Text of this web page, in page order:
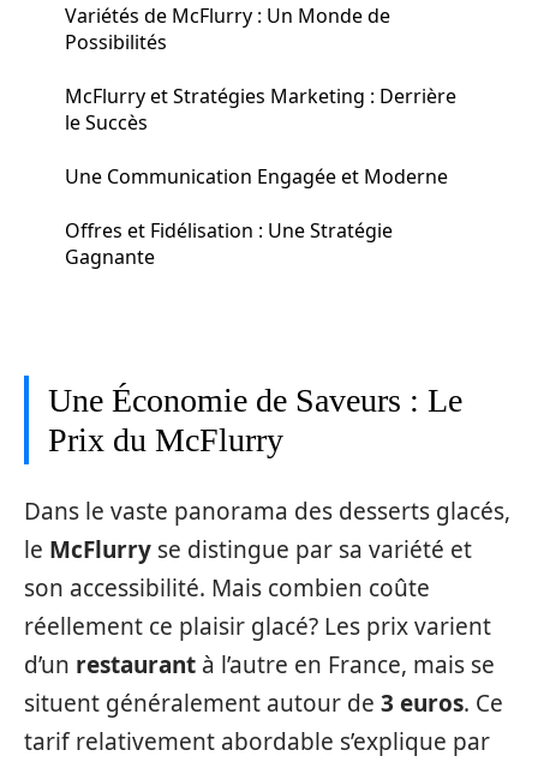
Variétés de McFlurry : Un Monde de
Possibilités
McFlurry et Stratégies Marketing : Derrière
le Succès
Une Communication Engagée et Moderne
Offres et Fidélisation : Une Stratégie
Gagnante
Une Économie de Saveurs : Le
Prix du McFlurry
Dans le vaste panorama des desserts glacés,
le McFlurry se distingue par sa variété et
son accessibilité. Mais combien coûte
réellement ce plaisir glacé? Les prix varient
d’un restaurant à l’autre en France, mais se
situent généralement autour de 3 euros. Ce
tarif relativement abordable s’explique par